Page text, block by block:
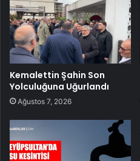
Kemalettin Şahin Son
Yolculuğuna Uğurlandı
Ağustos 7, 2026